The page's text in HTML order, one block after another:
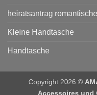
heiratsantrag
Kleine Handtasche
Handtasche
Copyright 2026 ©
Accessoires und